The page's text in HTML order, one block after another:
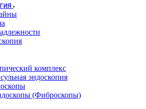
комплекс
эндоскопия
(Фиброcкопы)